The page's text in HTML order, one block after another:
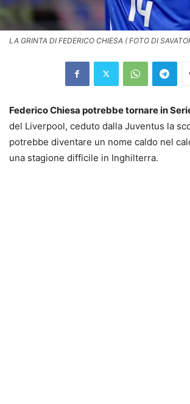
LA GRINTA DI FEDERICO CHIESA ( FOTO DI
Federico Chiesa potrebbe tornare in
del Liverpool, ceduto dalla Juventus la
potrebbe diventare un nome caldo nel
una stagione difficile in Inghilterra.